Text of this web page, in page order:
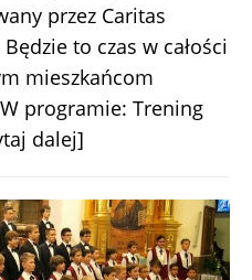
przez Caritas
to czas w całości
mieszkańcom
programie: Trening
dalej]